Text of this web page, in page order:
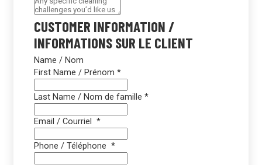
CUSTOMER INFORMATION /
INFORMATIONS SUR LE CLIENT
Name / Nom
First Name / Prénom *
Last Name / Nom de famille *
Email / Courriel *
Phone / Téléphone *